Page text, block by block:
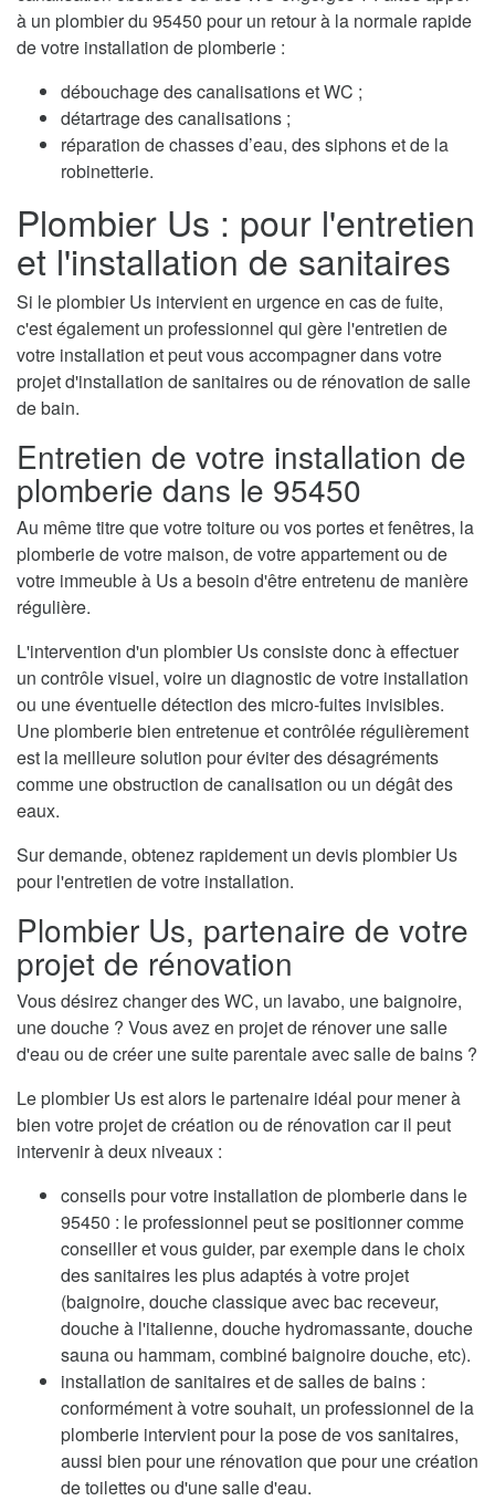
à un plombier du 95450 pour un retour à la normale rapide
de votre installation de plomberie :
débouchage des canalisations et WC ;
détartrage des canalisations ;
réparation de chasses d’eau, des siphons et de la
robinetterie.
Plombier Us : pour l'entretien
et l'installation de sanitaires
Si le plombier Us intervient en urgence en cas de fuite,
c'est également un professionnel qui gère l'entretien de
votre installation et peut vous accompagner dans votre
projet d'installation de sanitaires ou de rénovation de salle
de bain.
Entretien de votre installation de
plomberie dans le 95450
Au même titre que votre toiture ou vos portes et fenêtres, la
plomberie de votre maison, de votre appartement ou de
votre immeuble à Us a besoin d'être entretenu de manière
régulière.
L'intervention d'un plombier Us consiste donc à effectuer
un contrôle visuel, voire un diagnostic de votre installation
ou une éventuelle détection des micro-fuites invisibles.
Une plomberie bien entretenue et contrôlée régulièrement
est la meilleure solution pour éviter des désagréments
comme une obstruction de canalisation ou un dégât des
eaux.
Sur demande, obtenez rapidement un devis plombier Us
pour l'entretien de votre installation.
Plombier Us, partenaire de votre
projet de rénovation
Vous désirez changer des WC, un lavabo, une baignoire,
une douche ? Vous avez en projet de rénover une salle
d'eau ou de créer une suite parentale avec salle de bains ?
Le plombier Us est alors le partenaire idéal pour mener à
bien votre projet de création ou de rénovation car il peut
intervenir à deux niveaux :
conseils pour votre installation de plomberie dans le
95450 : le professionnel peut se positionner comme
conseiller et vous guider, par exemple dans le choix
des sanitaires les plus adaptés à votre projet
(baignoire, douche classique avec bac receveur,
douche à l'italienne, douche hydromassante, douche
sauna ou hammam, combiné baignoire douche, etc).
installation de sanitaires et de salles de bains :
conformément à votre souhait, un professionnel de la
plomberie intervient pour la pose de vos sanitaires,
aussi bien pour une rénovation que pour une création
de toilettes ou d'une salle d'eau.